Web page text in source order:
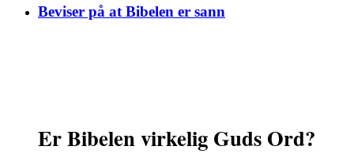
Beviser på at Bibelen er sann
Er Bibelen virkelig Guds Ord?